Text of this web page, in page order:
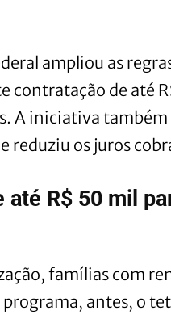
ampliou as
contratação de até
A iniciativa também
reduziu os juros
até R$ 50 mil
famílias com
antes, o